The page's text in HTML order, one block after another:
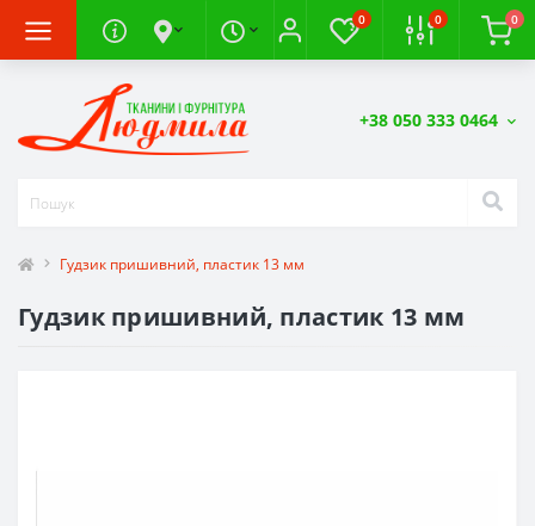
0 0 0
+38 050 333 0464
Гудзик пришивний, пластик 13 мм
Гудзик пришивний, пластик 13 мм